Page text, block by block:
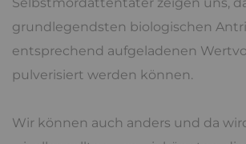
grundlegendsten biologischen
entsprechend aufgeladenen
pulverisiert werden können.
Wir können auch anders und da